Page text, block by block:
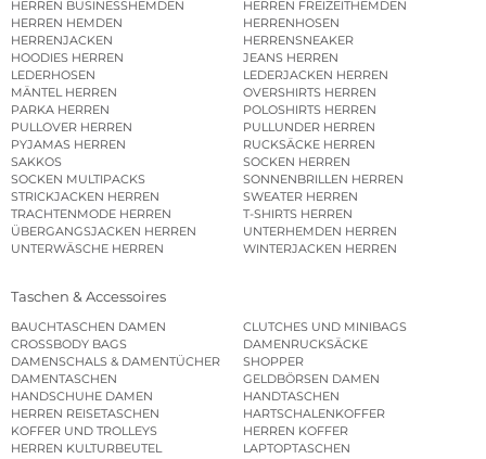
HERREN BUSINESSHEMDEN
HERREN FREIZEITHEMDEN
HERREN HEMDEN
HERRENHOSEN
HERRENJACKEN
HERRENSNEAKER
HOODIES HERREN
JEANS HERREN
LEDERHOSEN
LEDERJACKEN HERREN
MÄNTEL HERREN
OVERSHIRTS HERREN
PARKA HERREN
POLOSHIRTS HERREN
PULLOVER HERREN
PULLUNDER HERREN
PYJAMAS HERREN
RUCKSÄCKE HERREN
SAKKOS
SOCKEN HERREN
SOCKEN MULTIPACKS
SONNENBRILLEN HERREN
STRICKJACKEN HERREN
SWEATER HERREN
TRACHTENMODE HERREN
T-SHIRTS HERREN
ÜBERGANGSJACKEN HERREN
UNTERHEMDEN HERREN
UNTERWÄSCHE HERREN
WINTERJACKEN HERREN
Taschen & Accessoires
BAUCHTASCHEN DAMEN
CLUTCHES UND MINIBAGS
CROSSBODY BAGS
DAMENRUCKSÄCKE
DAMENSCHALS & DAMENTÜCHER
SHOPPER
DAMENTASCHEN
GELDBÖRSEN DAMEN
HANDSCHUHE DAMEN
HANDTASCHEN
HERREN REISETASCHEN
HARTSCHALENKOFFER
KOFFER UND TROLLEYS
HERREN KOFFER
HERREN KULTURBEUTEL
LAPTOPTASCHEN